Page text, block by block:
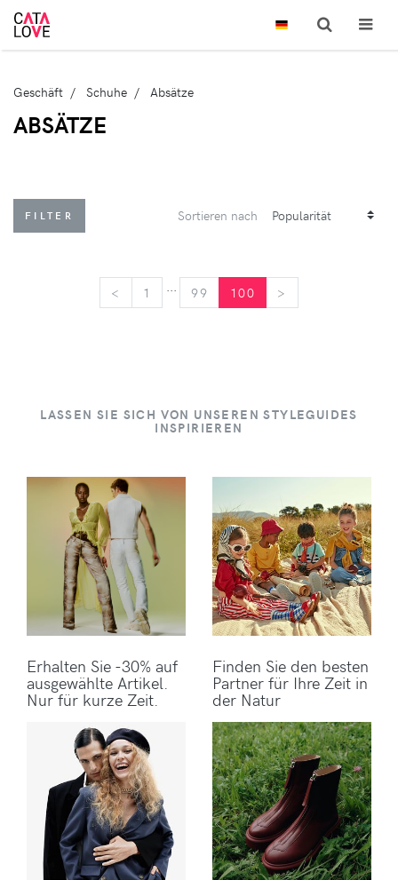
Geschäft Schuhe Absätze
ABSÄTZE
FILTER Sortieren nach
< 1 ... 99 100 >
LASSEN SIE SICH VON UNSEREN STYLEGUIDES
INSPIRIEREN
Erhalten Sie -30% auf
ausgewählte Artikel.
Nur für kurze Zeit.
Finden Sie den besten
Partner für Ihre Zeit in
der Natur